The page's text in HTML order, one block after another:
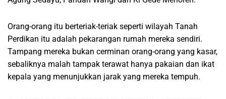
Orang-orang itu berteriak-teriak seperti wilayah Tanah
Perdikan itu adalah pekarangan rumah mereka sendiri.
Tampang mereka bukan cerminan orang-orang yang kasar,
sebaliknya malah tampak terawat hanya pakaian dan ikat
kepala yang menunjukkan jarak yang mereka tempuh.